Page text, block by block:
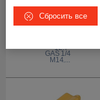
Сбросить все
12.7
GAS 1/4
,...
M14